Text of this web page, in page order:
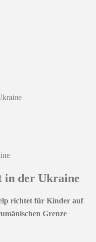
in der Ukraine
richtet für Kinder auf
Grenze